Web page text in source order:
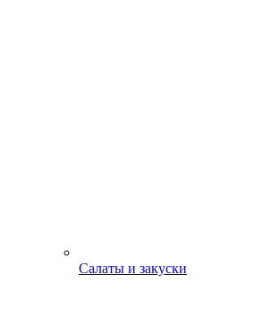
Салаты и закуски